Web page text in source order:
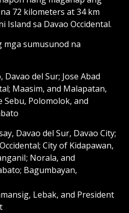
72 kilometers at 34 km
Island sa Davao Occidental.
mga sumusunod na
del Sur; Jose Abad
Maasim, and Malapatan,
Sebu, Polomolok, and
Davao del Sur, Davao City;
City of Kidapawan,
Norala, and
Bagumbayan,
Lebak, and President